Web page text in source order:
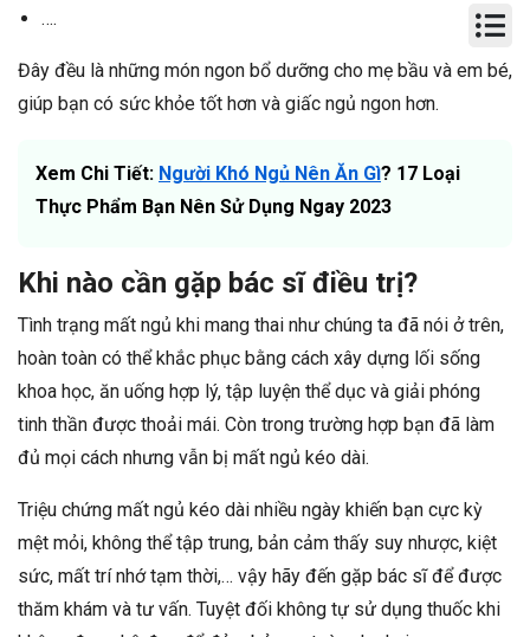
….
Đây đều là những món ngon bổ dưỡng cho mẹ bầu và em bé,
giúp bạn có sức khỏe tốt hơn và giấc ngủ ngon hơn.
Xem Chi Tiết: Người Khó Ngủ Nên Ăn Gì? 17 Loại
Thực Phẩm Bạn Nên Sử Dụng Ngay 2023
Khi nào cần gặp bác sĩ điều trị?
Tình trạng mất ngủ khi mang thai như chúng ta đã nói ở trên,
hoàn toàn có thể khắc phục bằng cách xây dựng lối sống
khoa học, ăn uống hợp lý, tập luyện thể dục và giải phóng
tinh thần được thoải mái. Còn trong trường hợp bạn đã làm
đủ mọi cách nhưng vẫn bị mất ngủ kéo dài.
Triệu chứng mất ngủ kéo dài nhiều ngày khiến bạn cực kỳ
mệt mỏi, không thể tập trung, bản cảm thấy suy nhược, kiệt
sức, mất trí nhớ tạm thời,… vậy hãy đến gặp bác sĩ để được
thăm khám và tư vấn. Tuyệt đối không tự sử dụng thuốc khi